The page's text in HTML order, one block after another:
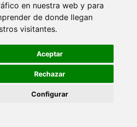
en nuestra web y para
de donde llegan
visitantes.
Aceptar
Rechazar
Configurar